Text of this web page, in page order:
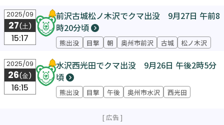
2025/09
27(土)
15:17
前沢古城松ノ木沢でクマ出没 9月27日 午前8
時20分頃
熊出没 目撃 朝 奥州市前沢 古城 松ノ木沢
2025/09
26(金)
16:15
水沢西光田でクマ出没 9月26日 午後2時5分
頃
熊出没 目撃 午後 奥州市水沢 西光田